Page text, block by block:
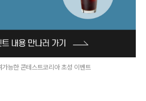
가능한 콘테스트코리아 초성 이벤트